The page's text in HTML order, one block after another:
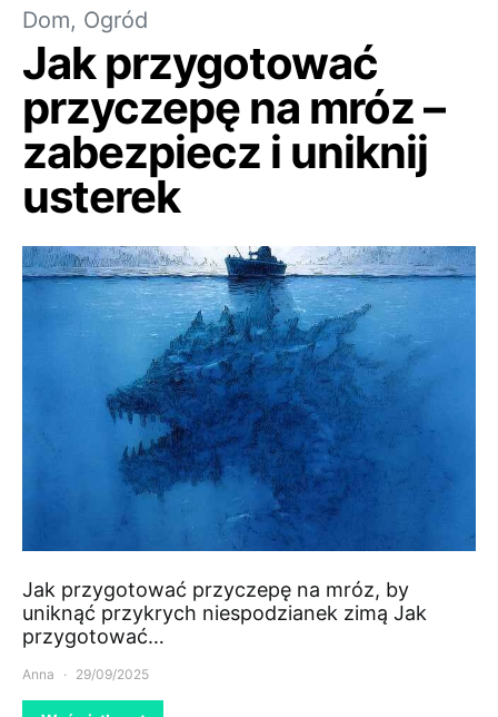
Dom, Ogród
Jak przygotować
przyczepę na mróz –
zabezpiecz i uniknij
usterek
Jak przygotować przyczepę na mróz, by
uniknąć przykrych niespodzianek zimą Jak
przygotować…
Anna 29/09/2025